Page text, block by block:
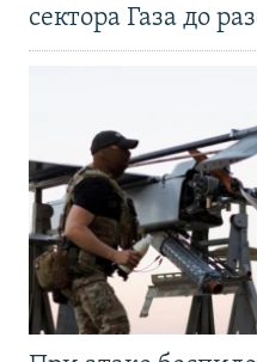
сектора Газа до